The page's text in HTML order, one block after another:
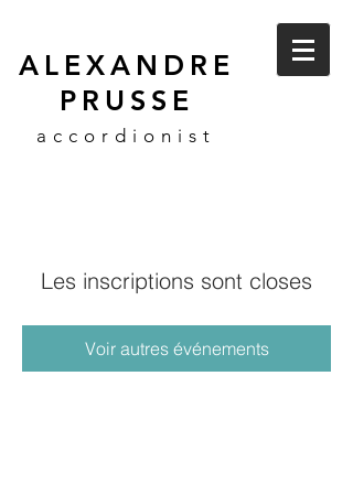
ALEXANDRE
PRUSSE
accordionist
Les inscriptions sont closes
Voir autres événements